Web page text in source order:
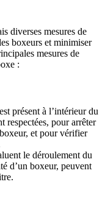
diverses mesures de
boxeurs et minimiser
mesures de
:
présent à l’intérieur du
respectées, pour arrêter
et pour vérifier
le déroulement du
d’un boxeur, peuvent